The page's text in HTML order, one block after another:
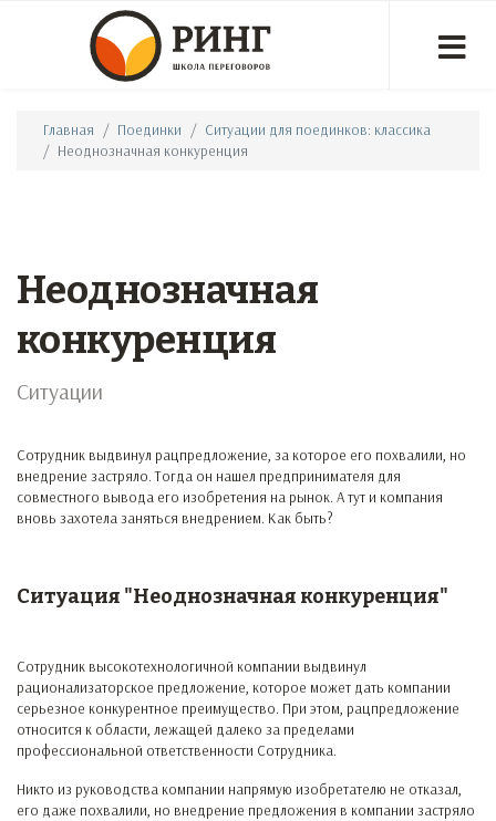
Главная Поединки
Ситуации для поединков: классика
Неоднозначная конкуренция
Неоднозначная
конкуренция
Ситуации
Сотрудник выдвинул рацпредложение, за которое его похвалили, но
внедрение застряло. Тогда он нашел предпринимателя для
совместного вывода его изобретения на рынок. А тут и компания
вновь захотела заняться внедрением. Как быть?
Ситуация "Неоднозначная конкуренция"
Сотрудник высокотехнологичной компании выдвинул
рационализаторское предложение, которое может дать компании
серьезное конкурентное преимущество. При этом, рацпредложение
относится к области, лежащей далеко за пределами
профессиональной ответственности Сотрудника.
Никто из руководства компании напрямую изобретателю не отказал,
его даже похвалили, но внедрение предложения в компании застряло